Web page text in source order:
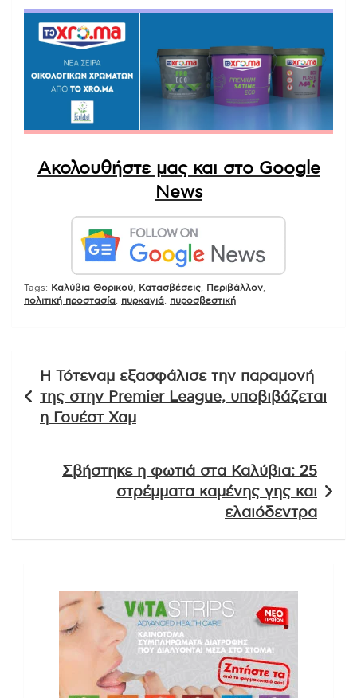
Ακολουθήστε μας και στο Google
News
Tags: Καλύβια Θορικού Κατασβέσεις Περιβάλλον
πολιτική προστασία
πυρκαγιά πυροσβεστική
άρθρων
Η Τότεναμ εξασφάλισε την παραμονή
της στην Premier League, υποβιβάζεται
η Γουέστ Χαμ
Σβήστηκε η φωτιά στα Καλύβια: 25
στρέμματα καμένης γης και
ελαιόδεντρα